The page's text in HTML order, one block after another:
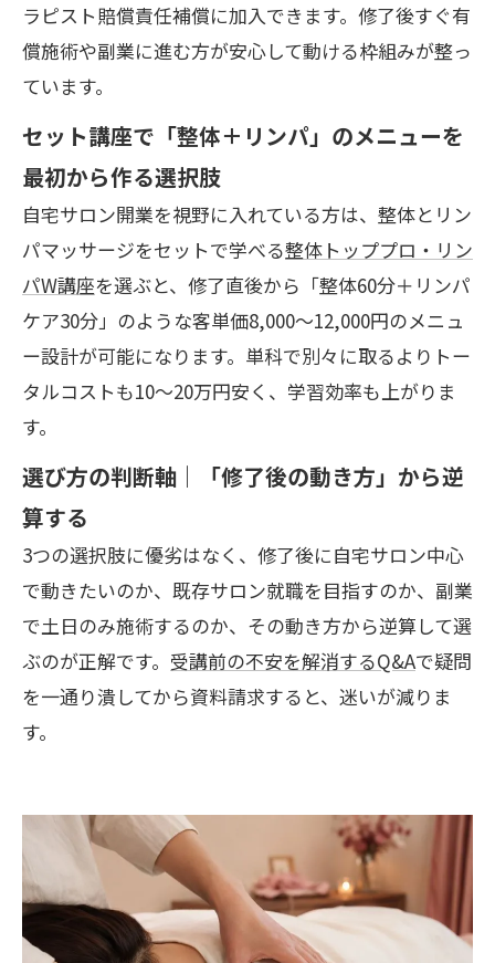
ラピスト賠償責任補償に加入できます。修了後すぐ有
償施術や副業に進む方が安心して動ける枠組みが整っ
ています。
セット講座で「整体＋リンパ」のメニューを
最初から作る選択肢
自宅サロン開業を視野に入れている方は、整体とリン
パマッサージをセットで学べる整体トッププロ・リン
パW講座を選ぶと、修了直後から「整体60分＋リンパ
ケア30分」のような客単価8,000〜12,000円のメニュ
ー設計が可能になります。単科で別々に取るよりトー
タルコストも10〜20万円安く、学習効率も上がりま
す。
選び方の判断軸｜「修了後の動き方」から逆
算する
3つの選択肢に優劣はなく、修了後に自宅サロン中心
で動きたいのか、既存サロン就職を目指すのか、副業
で土日のみ施術するのか、その動き方から逆算して選
ぶのが正解です。 受講前の不安を解消するQ&Aで疑問
を一通り潰してから資料請求すると、迷いが減りま
す。